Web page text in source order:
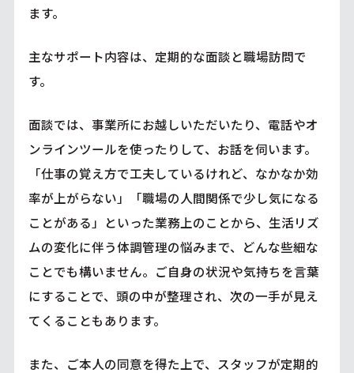
ます。
主なサポート内容は、定期的な面談と職場訪問で
す。
面談では、事業所にお越しいただいたり、電話やオ
ンラインツールを使ったりして、お話を伺います。
「仕事の覚え方で工夫しているけれど、なかなか効
率が上がらない」「職場の人間関係で少し気になる
ことがある」といった業務上のことから、生活リズ
ムの変化に伴う体調管理の悩みまで、どんな些細な
ことでも構いません。ご自身の状況や気持ちを言葉
にすることで、頭の中が整理され、次の一手が見え
てくることもあります。
また、ご本人の同意を得た上で、スタッフが定期的